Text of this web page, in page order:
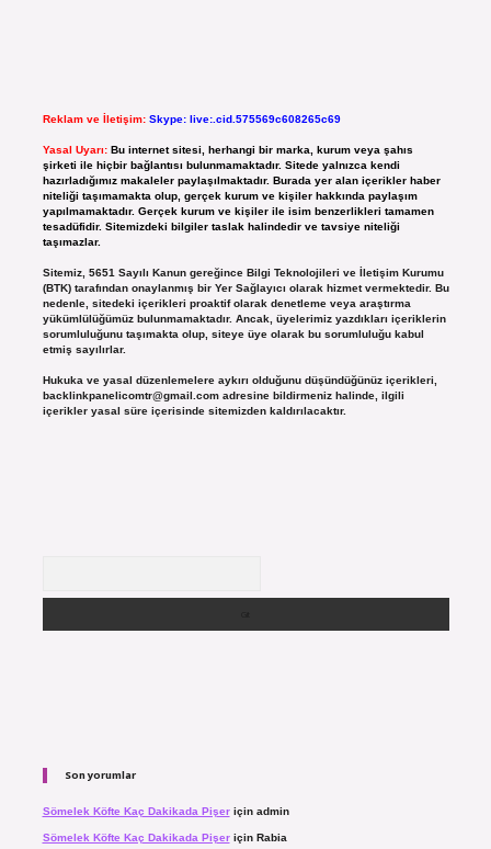
Reklam ve İletişim: Skype: live:.cid.575569c608265c69
Yasal Uyarı: Bu internet sitesi, herhangi bir marka, kurum veya şahıs
şirketi ile hiçbir bağlantısı bulunmamaktadır. Sitede yalnızca kendi
hazırladığımız makaleler paylaşılmaktadır. Burada yer alan içerikler haber
niteliği taşımamakta olup, gerçek kurum ve kişiler hakkında paylaşım
yapılmamaktadır. Gerçek kurum ve kişiler ile isim benzerlikleri tamamen
tesadüfidir. Sitemizdeki bilgiler taslak halindedir ve tavsiye niteliği
taşımazlar.
Sitemiz, 5651 Sayılı Kanun gereğince Bilgi Teknolojileri ve İletişim Kurumu
(BTK) tarafından onaylanmış bir Yer Sağlayıcı olarak hizmet vermektedir. Bu
nedenle, sitedeki içerikleri proaktif olarak denetleme veya araştırma
yükümlülüğümüz bulunmamaktadır. Ancak, üyelerimiz yazdıkları içeriklerin
sorumluluğunu taşımakta olup, siteye üye olarak bu sorumluluğu kabul
etmiş sayılırlar.
Hukuka ve yasal düzenlemelere aykırı olduğunu düşündüğünüz içerikleri,
backlinkpanelicomtr@gmail.comadresine bildirmeniz halinde, ilgili
içerikler yasal süre içerisinde sitemizden kaldırılacaktır.
Son yorumlar
Sömelek Köfte Kaç Dakikada Pişeriçin admin
Sömelek Köfte Kaç Dakikada Pişeriçin Rabia